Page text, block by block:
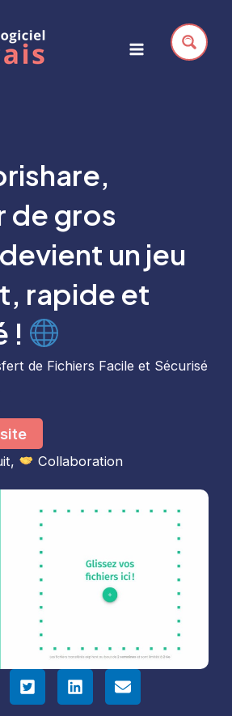
de gros
un jeu
rapide et
!
de Fichiers Facile et Sécurisé
, Collaboration